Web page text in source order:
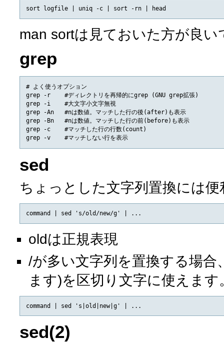
man sortは見ておいた方が良い
grep
# よく使うオプション
grep -r    #ディレクトリを再帰的にgrep (GNU grep拡張)
grep -i    #大文字小文字無視
grep -An   #nは数値。マッチした行の後(after)も表示
grep -Bn   #nは数値。マッチした行の前(before)も表示
grep -c    #マッチした行の行数(count)
sed
ちょっとした文字列置換には便
oldは正規表現
/が多い文字列を置換する場
ます)を区切り文字に使えます
sed(2)